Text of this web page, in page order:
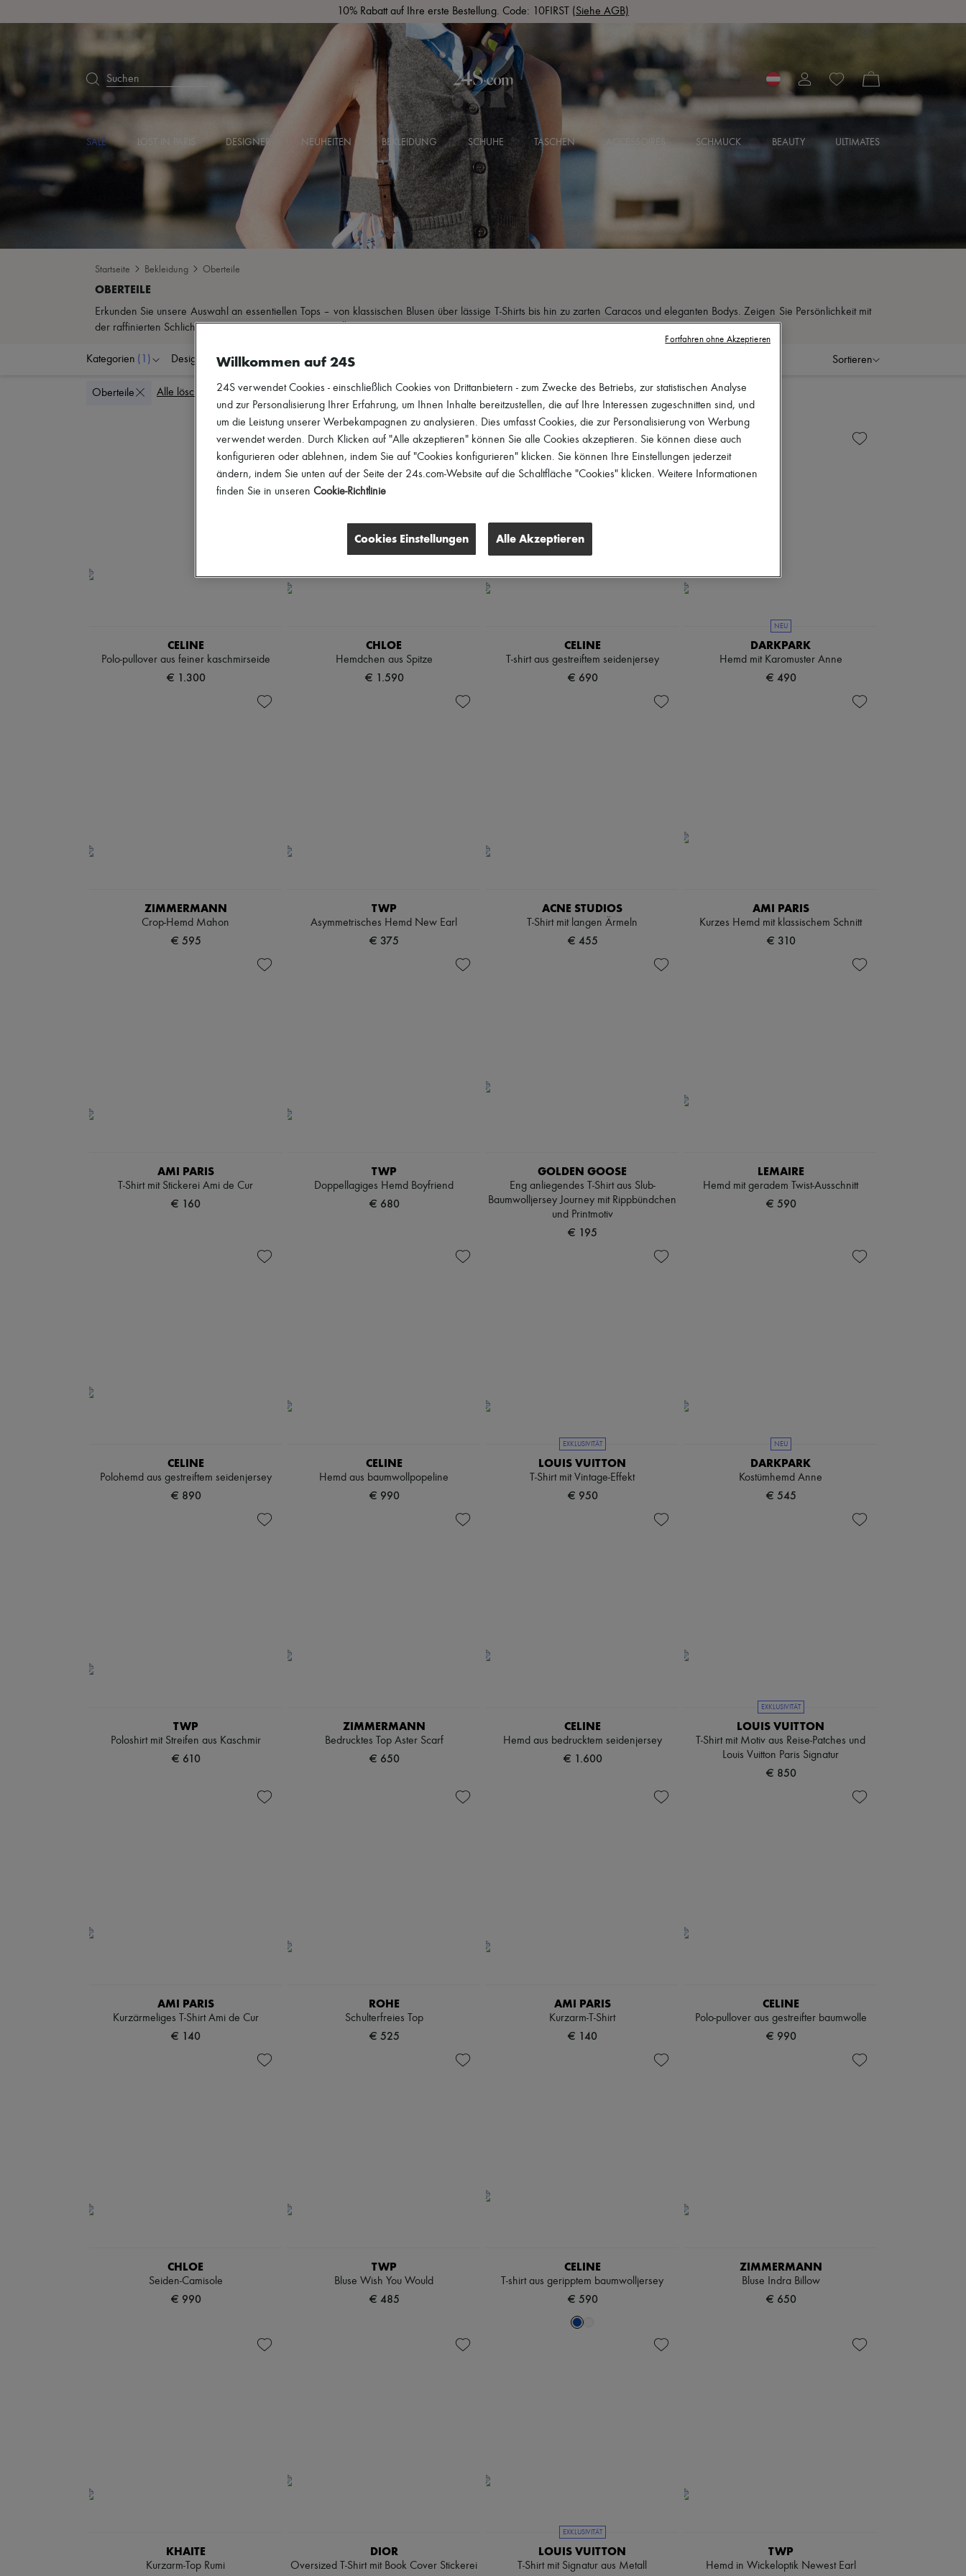
10% Rabatt auf Ihre erste Bestellung. Code: 10FIRST (Siehe AGB)
Suchen
SALE LOST IN PARIS DESIGNER NEUHEITEN BEKLEIDUNG SCHUHE TASCHEN ACCESSOIRES SCHMUCK BEAUTY ULTIMATES
Startseite Bekleidung Oberteile
Erkunden Sie unsere Auswahl an essentiellen Tops – von klassischen Blusen über lässige T-Shirts bis hin zu zarten Caracos und eleganten Bodys. Zeigen Sie Persönlichkeit mit
der raffinierten Schlichtheit von Celine, der kunstvollen Ästhetik von Loewe oder dem luxuriösen Minimalismus von Miu Miu..
Kategorien (1) Designer Farben Größen Sortieren
Oberteile Alle löschen
CELINE
Polo-pullover aus feiner kaschmirseide
€ 1.300
CHLOE
Hemdchen aus Spitze
€ 1.590
CELINE
T-shirt aus gestreiftem seidenjersey
€ 690
NEU
DARKPARK
Hemd mit Karomuster Anne
€ 490
ZIMMERMANN
Crop-Hemd Mahon
€ 595
TWP
Asymmetrisches Hemd New Earl
€ 375
ACNE STUDIOS
T-Shirt mit langen Ärmeln
€ 455
AMI PARIS
Kurzes Hemd mit klassischem Schnitt
€ 310
AMI PARIS
T-Shirt mit Stickerei Ami de Cur
€ 160
TWP
Doppellagiges Hemd Boyfriend
€ 680
GOLDEN GOOSE
Eng anliegendes T-Shirt aus Slub-
Baumwolljersey Journey mit Rippbündchen
und Printmotiv
€ 195
LEMAIRE
Hemd mit geradem Twist-Ausschnitt
€ 590
CELINE
Polohemd aus gestreiftem seidenjersey
€ 890
CELINE
Hemd aus baumwollpopeline
€ 990
EXKLUSIVITÄT
LOUIS VUITTON
T-Shirt mit Vintage-Effekt
€ 950
NEU
DARKPARK
Kostümhemd Anne
€ 545
TWP
Poloshirt mit Streifen aus Kaschmir
€ 610
ZIMMERMANN
Bedrucktes Top Aster Scarf
€ 650
CELINE
Hemd aus bedrucktem seidenjersey
€ 1.600
EXKLUSIVITÄT
LOUIS VUITTON
T-Shirt mit Motiv aus Reise-Patches und
Louis Vuitton Paris Signatur
€ 850
AMI PARIS
Kurzärmeliges T-Shirt Ami de Cur
€ 140
ROHE
Schulterfreies Top
€ 525
AMI PARIS
Kurzarm-T-Shirt
€ 140
CELINE
Polo-pullover aus gestreifter baumwolle
€ 990
CHLOE
Seiden-Camisole
€ 990
TWP
Bluse Wish You Would
€ 485
CELINE
T-shirt aus geripptem baumwolljersey
€ 590
ZIMMERMANN
Bluse Indra Billow
€ 650
KHAITE
Kurzarm-Top Rumi
DIOR
Oversized T-Shirt mit Book Cover Stickerei
EXKLUSIVITÄT
LOUIS VUITTON
T-Shirt mit Signatur aus Metall
TWP
Hemd in Wickeloptik Newest Earl
Willkommen auf 24S
24S verwendet Cookies - einschließlich Cookies von Drittanbietern - zum Zwecke des Betriebs, zur statistischen Analyse
und zur Personalisierung Ihrer Erfahrung, um Ihnen Inhalte bereitzustellen, die auf Ihre Interessen zugeschnitten sind, und
um die Leistung unserer Werbekampagnen zu analysieren. Dies umfasst Cookies, die zur Personalisierung von Werbung
verwendet werden. Durch Klicken auf "Alle akzeptieren" können Sie alle Cookies akzeptieren. Sie können diese auch
konfigurieren oder ablehnen, indem Sie auf "Cookies konfigurieren" klicken. Sie können Ihre Einstellungen jederzeit
ändern, indem Sie unten auf der Seite der 24s.com-Website auf die Schaltfläche "Cookies" klicken. Weitere Informationen
finden Sie in unseren Cookie-Richtlinie
Cookies Einstellungen Alle Akzeptieren
Fortfahren ohne Akzeptieren